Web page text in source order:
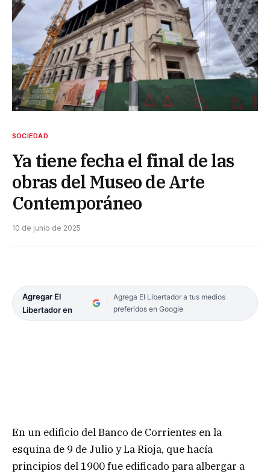
SOCIEDAD
Ya tiene fecha el final de las
obras del Museo de Arte
Contemporáneo
10 de junio de 2025
Agregar El
Libertador en
Agrega El Libertador a tus medios
preferidos en Google
En un edificio del Banco de Corrientes en la
esquina de 9 de Julio y La Rioja, que hacía
principios del 1900 fue edificado para albergar a